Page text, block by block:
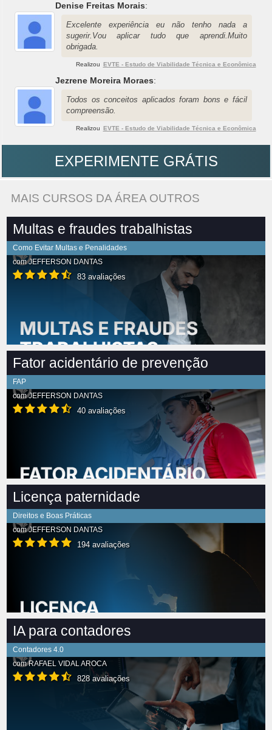
Denise Freitas Morais:
Excelente experiência eu não tenho nada a
sugerir.Vou aplicar tudo que aprendi.Muito
obrigada.
Realizou EVTE - Estudo de Viabilidade Técnica e Econômica
Jezrene Moreira Moraes:
Todos os conceitos aplicados foram bons e fácil
compreensão.
Realizou EVTE - Estudo de Viabilidade Técnica e Econômica
EXPERIMENTE GRÁTIS
MAIS CURSOS DA ÁREA OUTROS
Multas e fraudes trabalhistas
Como Evitar Multas e Penalidades
comJEFFERSON DANTAS
83 avaliações
Fator acidentário de prevenção
FAP
comJEFFERSON DANTAS
40 avaliações
Licença paternidade
Direitos e Boas Práticas
comJEFFERSON DANTAS
194 avaliações
IA para contadores
Contadores 4.0
comRAFAEL VIDAL AROCA
828 avaliações